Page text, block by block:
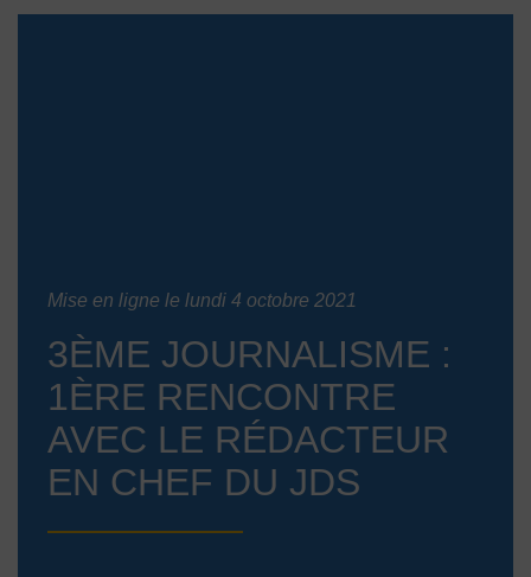
Mise en ligne le lundi 4 octobre 2021
3ÈME JOURNALISME :
1ÈRE RENCONTRE
AVEC LE RÉDACTEUR
EN CHEF DU JDS